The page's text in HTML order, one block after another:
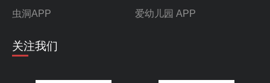
虫洞APP 爱幼儿园 APP
关注我们